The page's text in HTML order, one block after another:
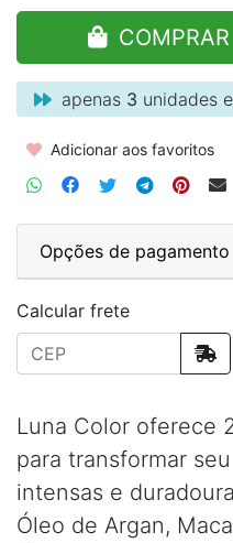
COMPRAR
apenas 3 unidades
Adicionar aos favoritos
Opções de pagamento
Calcular frete
Luna Color oferece
para transformar
intensas e
Óleo de Argan,